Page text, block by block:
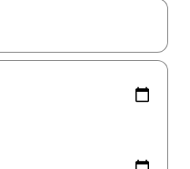
გახდება, ნავიგაციისთვის